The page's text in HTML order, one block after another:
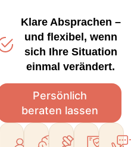
Klare Absprachen –
und flexibel, wenn
sich Ihre Situation
einmal verändert.
Persönlich
beraten lassen